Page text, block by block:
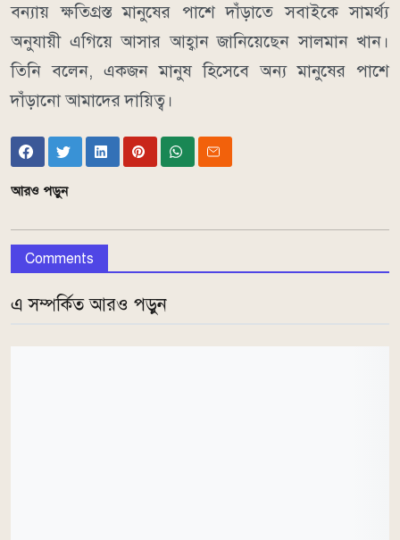
বন্যায় ক্ষতিগ্রস্ত মানুষের পাশে দাঁড়াতে সবাইকে সামর্থ্য
অনুযায়ী এগিয়ে আসার আহ্বান জানিয়েছেন সালমান খান।
তিনি বলেন, একজন মানুষ হিসেবে অন্য মানুষের পাশে
দাঁড়ানো আমাদের দায়িত্ব।
আরও পড়ুন
Comments
এ সম্পর্কিত আরও পড়ুন